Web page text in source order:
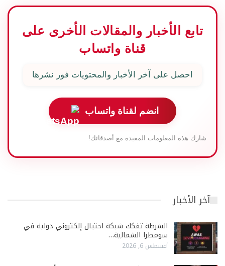
تابع الأخبار والمقالات الأخرى على
قناة واتساب
احصل على آخر الأخبار والمحتويات فور نشرها
انضم لقناة واتساب
شارك هذه المعلومات المفيدة مع أصدقائك!
آخر الأخبار
الشرطة تفكك شبكة احتيال إلكتروني دولية في
سومطرا الشمالية…
أغسطس 6, 2026